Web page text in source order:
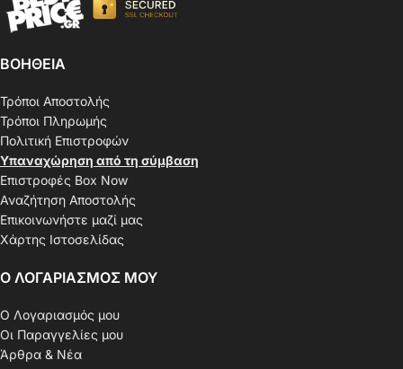
ΒΟΗΘΕΙΑ
Τρόποι Αποστολής
Τρόποι Πληρωμής
Πολιτική Επιστροφών
Υπαναχώρηση από τη σύμβαση
Επιστροφές Box Now
Αναζήτηση Αποστολής
Επικοινωνήστε μαζί μας
Χάρτης Ιστοσελίδας
Ο ΛΟΓΑΡΙΑΣΜΟΣ ΜΟΥ
Ο Λογαριασμός μου
Οι Παραγγελίες μου
Άρθρα & Νέα